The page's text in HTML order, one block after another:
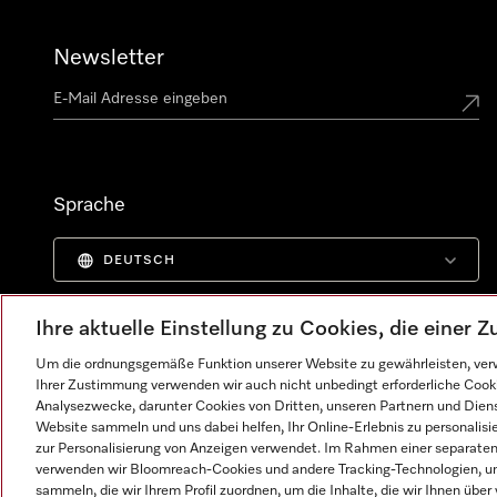
Newsletter
Sprache
DEUTSCH
Ihre aktuelle Einstellung zu Cookies, die einer
Um die ordnungsgemäße Funktion unserer Website zu gewährleisten,
Ihrer Zustimmung verwenden wir auch nicht unbedingt erforderliche
Analysezwecke, darunter Cookies von Dritten, unseren Partnern und
Website sammeln und uns dabei helfen, Ihr Online-Erlebnis zu
zur Personalisierung von Anzeigen verwendet. Im Rahmen einer
verwenden wir Bloomreach-Cookies und andere Tracking-Technologien,
sammeln, die wir Ihrem Profil zuordnen, um die Inhalte, die wir Ihnen